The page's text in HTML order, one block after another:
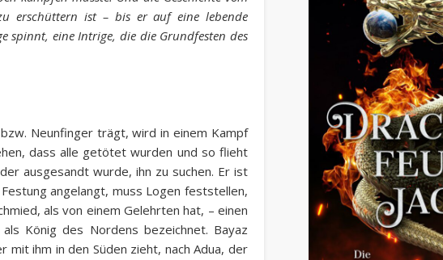
erschüttern ist – bis er auf eine lebende
spinnt, eine Intrige, die die Grundfesten des
Neunfinger trägt, wird in einem Kampf
dass alle getötet wurden und so flieht
ausgesandt wurde, ihn zu suchen. Er ist
angelangt, muss Logen feststellen,
als von einem Gelehrten hat, – einen
König des Nordens bezeichnet. Bayaz
ihm in den Süden zieht, nach Adua, der